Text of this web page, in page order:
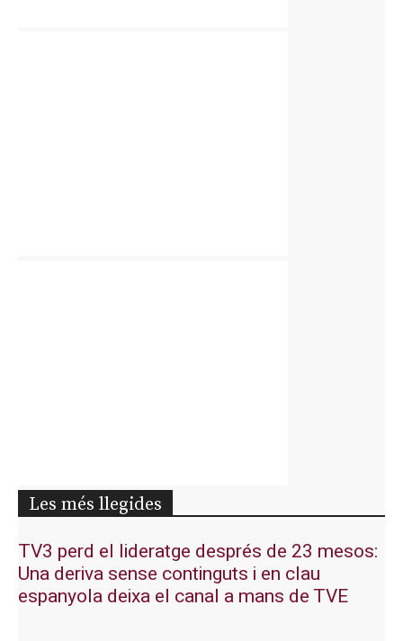
Les més llegides
TV3 perd el lideratge després de 23 mesos:
Una deriva sense continguts i en clau
espanyola deixa el canal a mans de TVE